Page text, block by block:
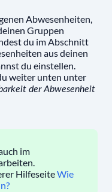
Abwesenheiten,
Gruppen
du im Abschnitt
aus deinen
du einstellen.
weiter unten unter
der Abwesenheit
im
HilfeseiteWie